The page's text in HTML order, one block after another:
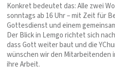
Konkret bedeutet das: Alle zwei
sonntags ab 16 Uhr – mit Zeit für
Gottesdienst und einem
Der Blick in Lemgo richtet sich
dass Gott weiter baut und die
wünschen wir den Mitarbeitenden
ihre Arbeit.